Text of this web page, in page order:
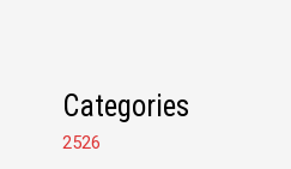
Categories
2526